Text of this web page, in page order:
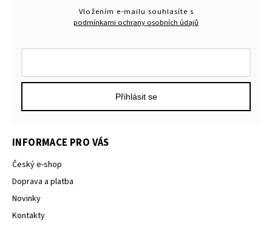
INFORMACE PRO VÁS
Český e-shop
Doprava a platba
Novinky
Kontakty
Vložením e-mailu souhlasíte s
podmínkami ochrany osobních údajů
Přihlásit se